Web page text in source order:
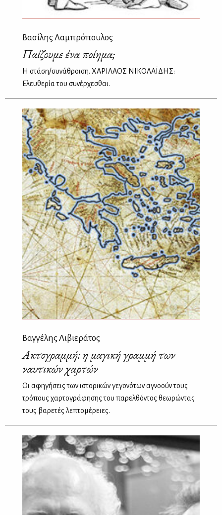
Βασίλης Λαμπρόπουλος
Παίζουμε ένα ποίημα;
Η στάση/συνάθροιση. ΧΑΡΙΛΑΟΣ ΝΙΚΟΛΑΪΔΗΣ:
Ελευθερία του συνέρχεσθαι.
Βαγγέλης Λιβιεράτος
Ακτογραμμή: η μαγική γραμμή των
ναυτικών χαρτών
Οι αφηγήσεις των ιστορικών γεγονότων αγνοούν τους
τρόπους χαρτογράφησης του παρελθόντος θεωρώντας
τους βαρετές λεπτομέρειες.